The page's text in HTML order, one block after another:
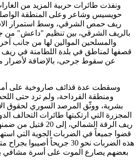
ونفذت طائرات حربية المزيد من
حويسيس وشاعر وعلى المنطقة
ريف حمص الشرقي، وسط استمرار
بالريف الشرقي، بين تنظيم "داعش" من
والمسلحين الموالين لها من جانب
قصفها لمناطق في بلدة اللطامنة في ريف
عن سقوط جرحى، بالإضافة لأضرار
وسقطت عدة قذائف صاروخية على
ومنطقة القرداحة، ولم ترد حتى
بشرية، ووثّق المرصد السوري لحقوق
المجزرة التي ارتكبتها طائرات التحالف
قضوا جميعاً في الضربات الجوية التي
هذه الضربات نحو 30 جريحاً
بعضهم يصارع الموت على أسرة مشافي